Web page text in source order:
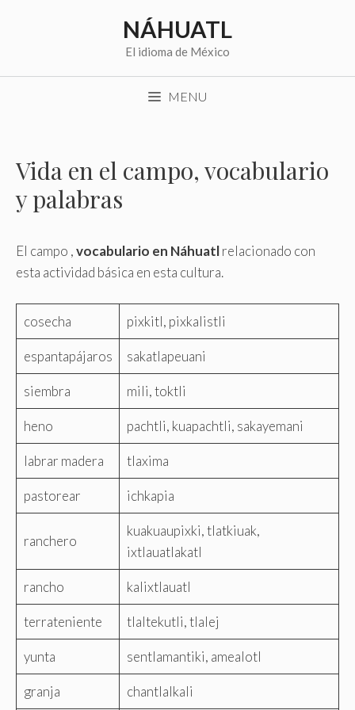
NÁHUATL
El idioma de México
MENU
Vida en el campo, vocabulario
y palabras
El campo ,vocabulario en Náhuatlrelacionado con
esta actividad básica en esta cultura.
cosecha pixkitl, pixkalistli
espantapájaros sakatlapeuani
siembra mili, toktli
heno pachtli, kuapachtli, sakayemani
labrar madera tlaxima
pastorear ichkapia
ranchero
kuakuaupixki, tlatkiuak,
ixtlauatlakatl
rancho kalixtlauatl
terrateniente tlaltekutli, tlalej
yunta sentlamantiki, amealotl
granja chantlalkali